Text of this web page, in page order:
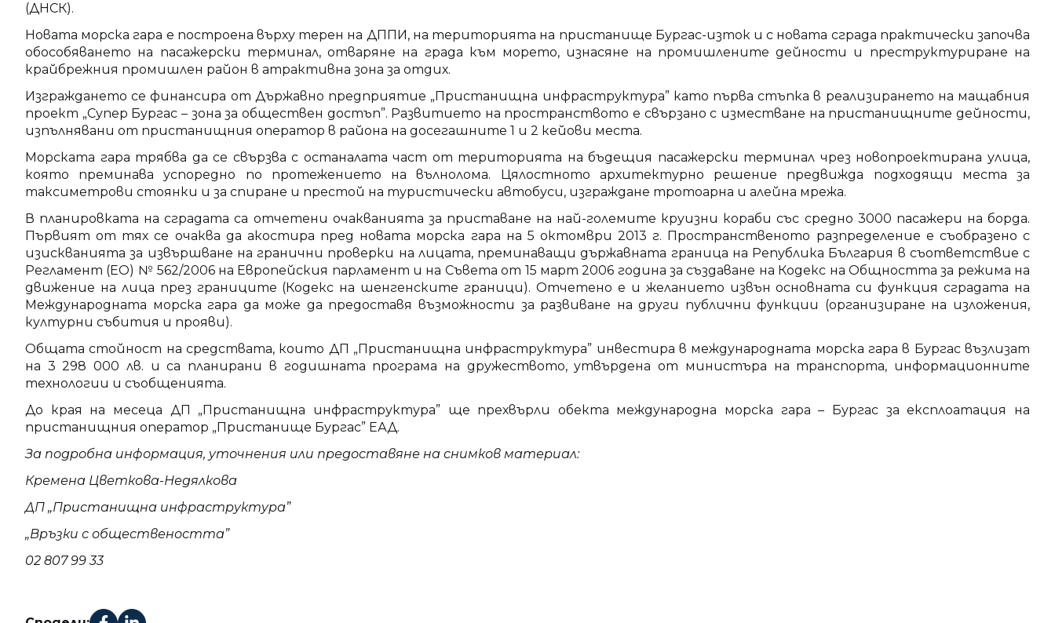
(ДНСК).
Новата морска гара е построена върху терен на ДППИ, на територията на пристанище Бургас-изток и с новата сграда практически започва
обособяването на пасажерски терминал, отваряне на града към морето, изнасяне на промишлените дейности и преструктуриране на
крайбрежния промишлен район в атрактивна зона за отдих.
Изграждането се финансира от Държавно предприятие „Пристанищна инфраструктура” като първа стъпка в реализирането на мащабния
проект „Супер Бургас – зона за обществен достъп”. Развитието на пространството е свързано с изместване на пристанищните дейности,
изпълнявани от пристанищния оператор в района на досегашните 1 и 2 кейови места.
Морската гара трябва да се свързва с останалата част от територията на бъдещия пасажерски терминал чрез новопроектирана улица,
която преминава успоредно по протежението на вълнолома. Цялостното архитектурно решение предвижда подходящи места за
таксиметрови стоянки и за спиране и престой на туристически автобуси, изграждане тротоарна и алейна мрежа.
В планировката на сградата са отчетени очакванията за приставане на най-големите круизни кораби със средно 3000 пасажери на борда.
Първият от тях се очаква да акостира пред новата морска гара на 5 октомври 2013 г. Пространственото разпределение е съобразено с
изискванията за извършване на гранични проверки на лицата, преминаващи държавната граница на Република България в съответствие с
Регламент (ЕО) № 562/2006 на Европейския парламент и на Съвета от 15 март 2006 година за създаване на Кодекс на Общността за режима на
движение на лица през границите (Кодекс на шенгенските граници). Отчетено е и желаниeто извън основната си функция сградата на
Международната морска гара да може да предоставя възможности за развиване на други публични функции (организиране на изложения,
културни събития и прояви).
Общата стойност на средствата, които ДП „Пристанищна инфраструктура” инвестира в международната морска гара в Бургас възлизат
на 3 298 000 лв. и са планирани в годишната програма на дружеството, утвърдена от министъра на транспорта, информационните
технологии и съобщенията.
До края на месеца ДП „Пристанищна инфраструктура” ще прехвърли обекта международна морска гара – Бургас за експлоатация на
пристанищния оператор „Пристанище Бургас” ЕАД.
За подробна информация, уточнения или предоставяне на снимков материал:
Кремена Цветкова-Недялкова
ДП „Пристанищна инфраструктура”
„Връзки с обществеността”
02 807 99 33